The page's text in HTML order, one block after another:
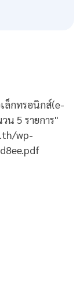
เล็กทรอนิกส์(e-
น 5 รายการ"
wp-